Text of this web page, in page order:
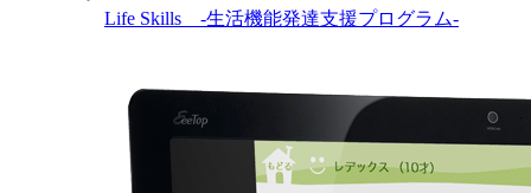
Life Skills -生活機能発達支援プログラム-